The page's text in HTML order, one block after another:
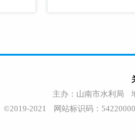
主办：山南市水利局
©2019-2021 网站标识码：